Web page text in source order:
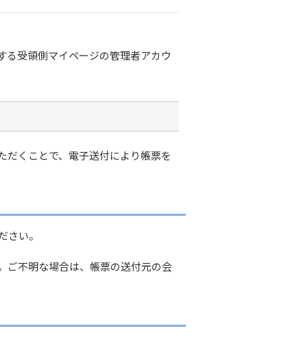
る受領側マイページの管理者アカウ
くことで、電子送付により帳票を
い。
不明な場合は、帳票の送付元の会